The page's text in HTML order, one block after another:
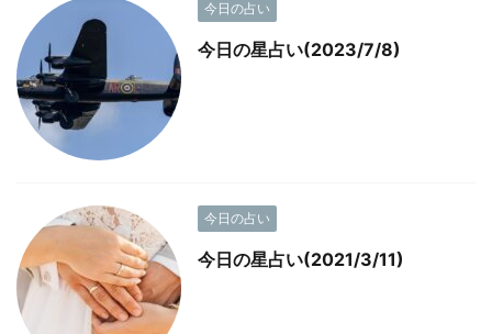
今日の占い
今日の星占い(2023/7/8)
今日の占い
今日の星占い(2021/3/11)